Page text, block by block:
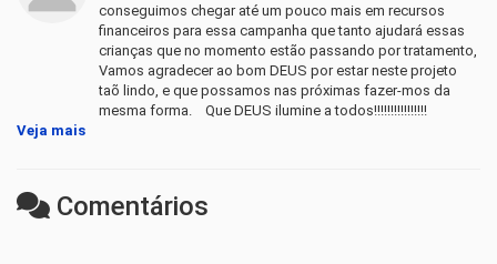
conseguimos chegar até um pouco mais em recursos
financeiros para essa campanha que tanto ajudará essas
crianças que no momento estão passando por tratamento,
Vamos agradecer ao bom DEUS por estar neste projeto
taõ lindo, e que possamos nas próximas fazer-mos da
mesma forma. Que DEUS ilumine a todos!!!!!!!!!!!!!!!!
Veja mais
Comentários